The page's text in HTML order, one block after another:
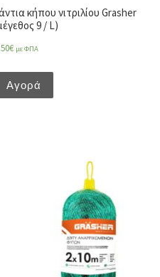
κήπου νιτριλίου Grasher
9 / L)
€ με ΦΠΑ
Αγορά